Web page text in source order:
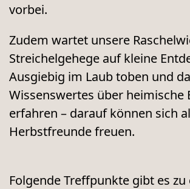
vorbei.
Zudem wartet unsere
Streichelgehege auf kleine
Ausgiebig im Laub toben und
Wissenswertes über heimische
erfahren – darauf können sich
Herbstfreunde freuen.
Folgende Treffpunkte gibt es zu